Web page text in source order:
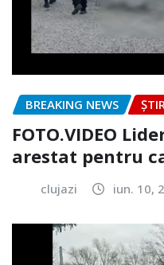
BREAKING NEWS
FOTO.VIDEO
arestat pentru
clujazi iun. 10,